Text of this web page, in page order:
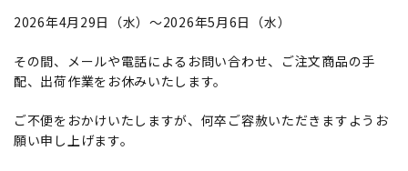
2026年4月29日（水）～2026年5月6日（水）
その間、メールや電話によるお問い合わせ、ご注文商品の手
配、出荷作業をお休みいたします。
ご不便をおかけいたしますが、何卒ご容赦いただきますようお
願い申し上げます。